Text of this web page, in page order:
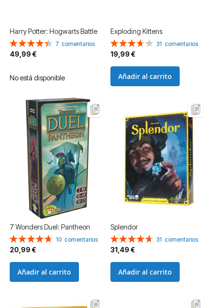
Harry Potter: Hogwarts Battle
Valoración:
89%
7 comentarios
49,99 €
No está disponible
Exploding Kittens
Valoración:
74%
31 comentarios
19,99 €
Añadir al carrito
7 Wonders Duel: Pantheon
Valoración:
96%
10 comentarios
20,99 €
Añadir al carrito
Splendor
Valoración:
94%
31 comentarios
31,49 €
Añadir al carrito